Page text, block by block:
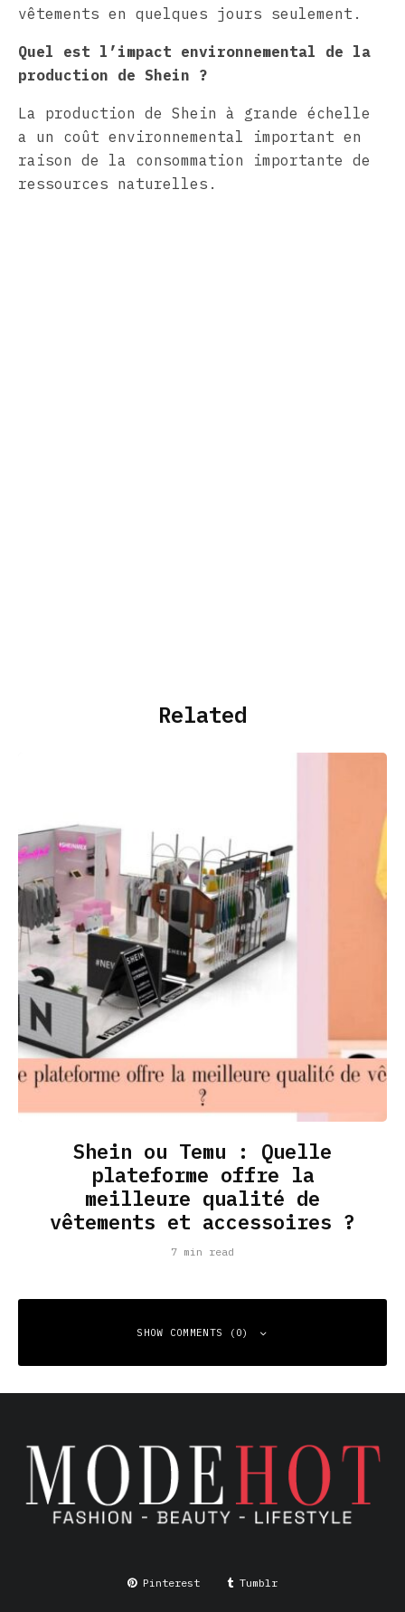
vêtements en quelques jours seulement.
Quel est l’impact environnemental de la
production de Shein ?
La production de Shein à grande échelle
a un coût environnemental important en
raison de la consommation importante de
ressources naturelles.
Related
Shein ou Temu : Quelle
plateforme offre la
meilleure qualité de
vêtements et accessoires ?
7 min read
SHOW COMMENTS (0)
Your email address will not be published.
Required fields
are marked *
Comment*
Pinterest Tumblr